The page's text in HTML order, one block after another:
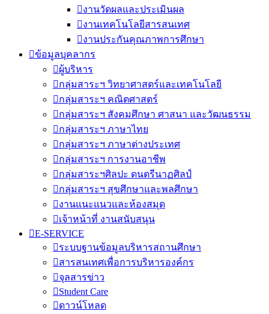
งานวัดผลและประเมินผล
งานเทคโนโลยีสารสนเทศ
งานประกันคุณภาพการศึกษา
ข้อมูลบุคลากร
ผู้บริหาร
กลุ่มสาระฯ วิทยาศาสตร์และเทคโนโลยี
กลุ่มสาระฯ คณิตศาสตร์
กลุ่มสาระฯ สังคมศึกษา ศาสนา และวัฒนธรรม
กลุ่มสาระฯ ภาษาไทย
กลุ่มสาระฯ ภาษาต่างประเทศ
กลุ่มสาระฯ การงานอาชีพ
กลุ่มสาระฯศิลปะ ดนตรีนาฏศิลป์
กลุ่มสาระฯ สุขศึกษาและพลศึกษา
งานแนะแนวและห้องสมุด
เจ้าหน้าที่ งานสนับสนุน
E-SERVICE
ระบบฐานข้อมูลบริหารสถานศึกษา
สารสนเทศเพื่อการบริหารองค์กร
จุลสารข่าว
Student Care
ดาวน์โหลด